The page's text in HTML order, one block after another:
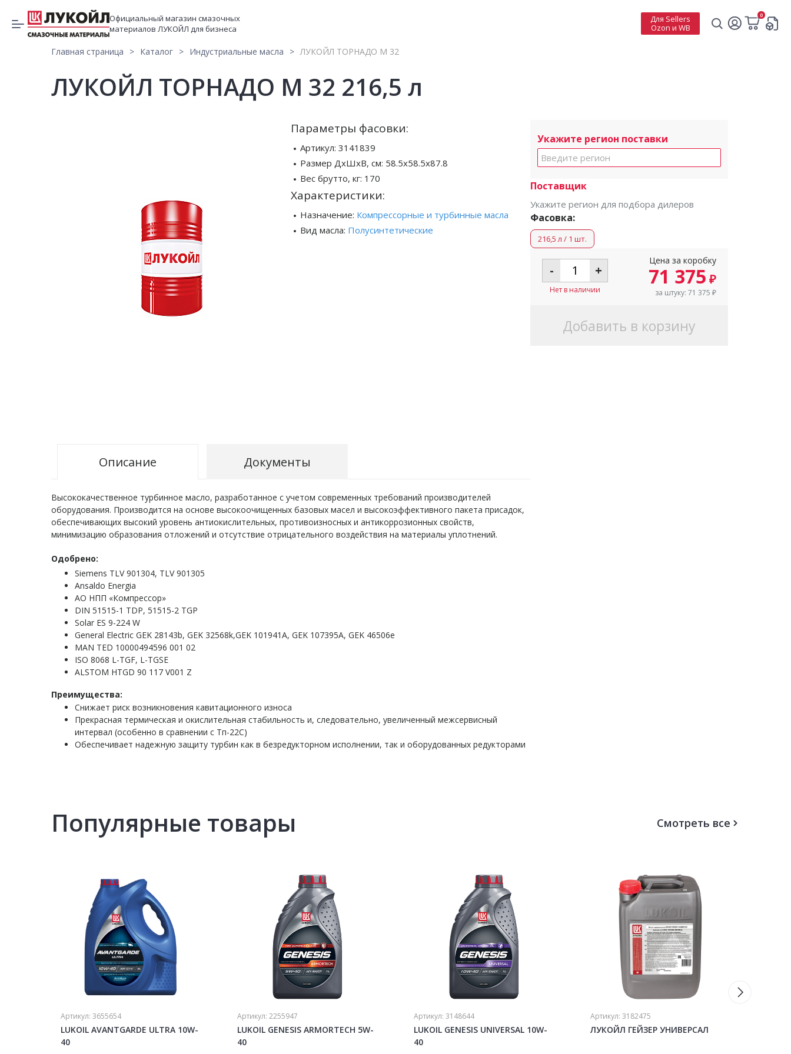
Официальный магазин смазочных
материалов ЛУКОЙЛ для бизнеса
Для Sellers
Ozon и WB
0
Главная страница Каталог Индустриальные масла ЛУКОЙЛ ТОРНАДО М 32
ЛУКОЙЛ ТОРНАДО М 32 216,5 л
Параметры фасовки:
Артикул:3141839
Размер ДхШхВ, см: 58.5x58.5x87.8
Вес брутто, кг: 170
Характеристики:
Назначение: Компрессорные и турбинные масла
Вид масла: Полусинтетические
Описание Документы
Высококачественное турбинное масло, разработанное с учетом современных требований производителей
оборудования. Производится на основе высокоочищенных базовых масел и высокоэффективного пакета присадок,
обеспечивающих высокий уровень антиокислительных, противоизносных и антикоррозионных свойств,
минимизацию образования отложений и отсутствие отрицательного воздействия на материалы уплотнений.
Одобрено:
Siemens TLV 901304, TLV 901305
Ansaldo Energia
АО НПП «Компрессор»
DIN 51515-1 TDP, 51515-2 TGP
Solar ES 9-224 W
General Electric GEK 28143b, GEK 32568k,GEK 101941A, GEK 107395A, GEK 46506e
MAN TED 10000494596 001 02
ISO 8068 L-TGF, L-TGSE
ALSTOM HTGD 90 117 V001 Z
Преимущества:
Снижает риск возникновения кавитационного износа
Прекрасная термическая и окислительная стабильность и, следовательно, увеличенный межсервисный
интервал (особенно в сравнении с Тп-22С)
Обеспечивает надежную защиту турбин как в безредукторном исполнении, так и оборудованных редукторами
Укажите регион поставки
Поставщик
Укажите регион для подбора дилеров
Фасовка:
216,5 л / 1 шт.
- +
Нет в наличии
Цена за коробку
71 375 ₽
за штуку: 71 375 ₽
Добавить в корзину
Популярные товары Смотреть все
Артикул: 3655654
LUKOIL AVANTGARDE ULTRA 10W-
40
Артикул: 2255947
LUKOIL GENESIS ARMORTECH 5W-
40
Артикул: 3148644
LUKOIL GENESIS UNIVERSAL 10W-
40
Артикул: 3182475
ЛУКОЙЛ ГЕЙЗЕР УНИВЕРСАЛ